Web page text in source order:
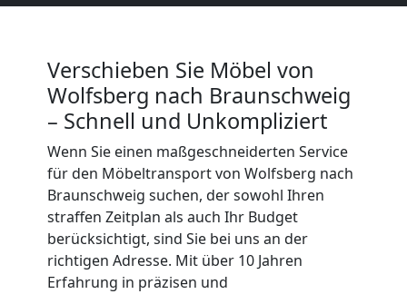
Verschieben Sie Möbel von
Wolfsberg nach Braunschweig
– Schnell und Unkompliziert
Wenn Sie einen maßgeschneiderten Service
für den Möbeltransport von Wolfsberg nach
Braunschweig suchen, der sowohl Ihren
straffen Zeitplan als auch Ihr Budget
berücksichtigt, sind Sie bei uns an der
richtigen Adresse. Mit über 10 Jahren
Erfahrung in präzisen und
Wolfsberg
Umzug
Wolfsberg